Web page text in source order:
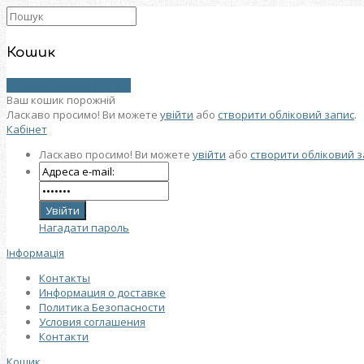
Кошик
Ваш кошик порожній
Ласкаво просимо! Ви можете увійти або створити обліковий запис.
Кабінет
Ласкаво просимо! Ви можете увійти або створити обліковий
Нагадати пароль
Інформація
Контакты
Информация о доставке
Политика Безопасности
Условия соглашения
Контакти